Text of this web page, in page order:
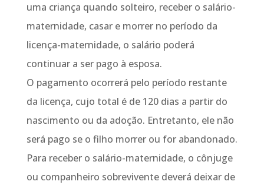
uma criança quando solteiro, receber o salário-
maternidade, casar e morrer no período da
licença-maternidade, o salário poderá
continuar a ser pago à esposa.
O pagamento ocorrerá pelo período restante
da licença, cujo total é de 120 dias a partir do
nascimento ou da adoção. Entretanto, ele não
será pago se o filho morrer ou for abandonado.
Para receber o salário-maternidade, o cônjuge
ou companheiro sobrevivente deverá deixar de